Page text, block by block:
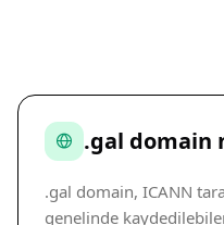
.gal domain
.gal domain, ICANN
genelinde